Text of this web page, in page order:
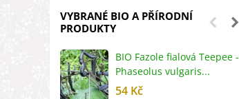
VYBRANÉ BIO A PŘÍRODNÍ
PRODUKTY
BIO Fazole fialová Teepee -
Phaseolus vulgaris...
54 Kč